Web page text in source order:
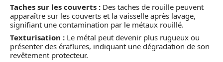
Taches sur les couverts : Des taches de rouille peuvent
apparaître sur les couverts et la vaisselle après lavage,
signifiant une contamination par le métaux rouillé.
Texturisation : Le métal peut devenir plus rugueux ou
présenter des éraflures, indiquant une dégradation de son
revêtement protecteur.